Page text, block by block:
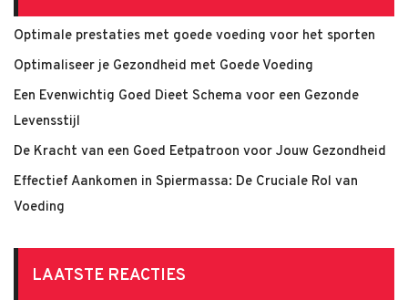
Optimale prestaties met goede voeding voor het sporten
Optimaliseer je Gezondheid met Goede Voeding
Een Evenwichtig Goed Dieet Schema voor een Gezonde
Levensstijl
De Kracht van een Goed Eetpatroon voor Jouw Gezondheid
Effectief Aankomen in Spiermassa: De Cruciale Rol van
Voeding
LAATSTE REACTIES